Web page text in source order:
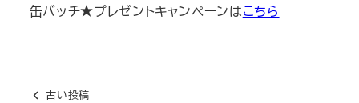
缶バッチ★プレゼントキャンペーンはこちら
古い投稿